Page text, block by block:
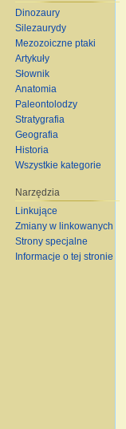
Dinozaury
Silezaurydy
Mezozoiczne ptaki
Artykuły
Słownik
Anatomia
Paleontolodzy
Stratygrafia
Geografia
Historia
Wszystkie kategorie
Narzędzia
Linkujące
Zmiany w linkowanych
Strony specjalne
Informacje o tej stronie